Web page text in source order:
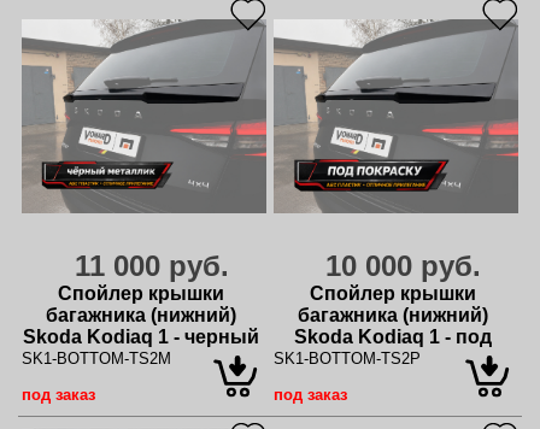
11 000 руб.
Спойлер крышки
багажника (нижний)
Skoda Kodiaq 1 - черный
металлик
SK1-BOTTOM-TS2M
под заказ
10 000 руб.
Спойлер крышки
багажника (нижний)
Skoda Kodiaq 1 - под
покраску
SK1-BOTTOM-TS2P
под заказ